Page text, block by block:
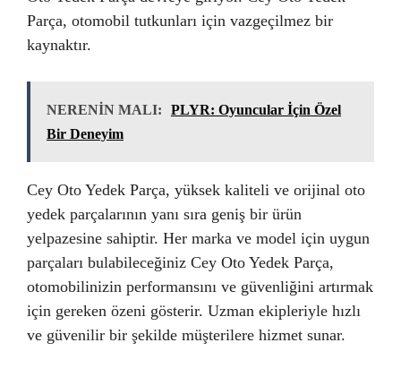
Parça, otomobil tutkunları için vazgeçilmez bir
kaynaktır.
NERENİN MALI:
PLYR: Oyuncular İçin Özel
Bir Deneyim
Cey Oto Yedek Parça, yüksek kaliteli ve orijinal oto
yedek parçalarının yanı sıra geniş bir ürün
yelpazesine sahiptir. Her marka ve model için uygun
parçaları bulabileceğiniz Cey Oto Yedek Parça,
otomobilinizin performansını ve güvenliğini artırmak
için gereken özeni gösterir. Uzman ekipleriyle hızlı
ve güvenilir bir şekilde müşterilere hizmet sunar.